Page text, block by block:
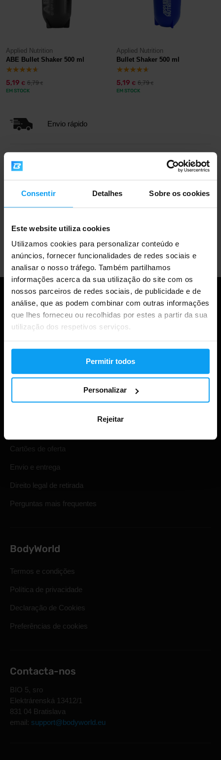
Consentir Detalhes Sobre os cookies
Este website utiliza cookies
Utilizamos cookies para personalizar conteúdo e
anúncios, fornecer funcionalidades de redes sociais e
analisar o nosso tráfego. Também partilhamos
informações acerca da sua utilização do site com os
nossos parceiros de redes sociais, de publicidade e de
análise, que as podem combinar com outras informações
que lhes forneceu ou recolhidas por estes a partir da sua
utilização dos respetivos serviços.
Permitir todos
Personalizar
Rejeitar
Applied Nutrition
ABE Bullet Shaker 500 ml
5,19 € 6,79€
EM STOCK
Applied Nutrition
Bullet Shaker 500 ml
5,19 € 6,79€
EM STOCK
Envio rápido
Apoio ao cliente profissional
Cartões de oferta
Envio e entrega
Direito legal de retirada
Perguntas mais frequentes
BodyWorld
Termos e condições
Política de privacidade
Declaração de Cookies
Preferências de cookies
Contacta-nos
BIO 5, sro
Elektrárenská 13412/1
831 04 Bratislava
email: support@bodyworld.eu